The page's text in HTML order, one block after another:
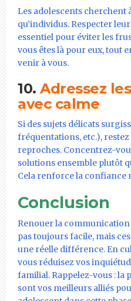
Les adolescents cherchent
qu’individus. Respecter
essentiel pour éviter les
vous êtes là pour eux, tout
venir à vous.
10. Adressez
avec calme
Si des sujets délicats
fréquentations, etc.), restez
reproches. Concentrez-
solutions ensemble plutôt
Cela renforce la confiance
Conclusion
Renouer la communication
pas toujours facile, mais
une réelle différence. En
vous réduisez vos
familial. Rappelez-vous : la
sont vos meilleurs alliés